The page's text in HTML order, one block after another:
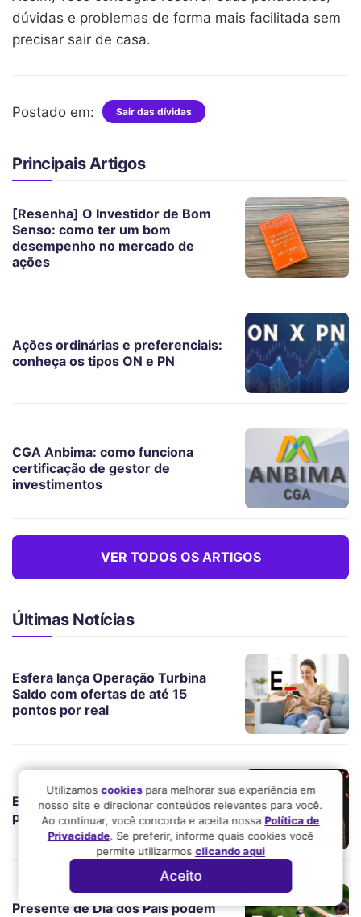
dúvidas e problemas de forma mais facilitada sem
precisar sair de casa.
Postado em: Sair das dívidas
Principais Artigos
[Resenha] O Investidor de Bom
Senso: como ter um bom
desempenho no mercado de
ações
Ações ordinárias e preferenciais:
conheça os tipos ON e PN
CGA Anbima: como funciona
certificação de gestor de
investimentos
VER TODOS OS ARTIGOS
Últimas Notícias
Esfera lança Operação Turbina
Saldo com ofertas de até 15
pontos por real
Esfera oferece 200% de bônus
para novos assinantes do Clube
Presente de Dia dos Pais podem
Utilizamos cookiespara melhorar sua experiência em
nosso site e direcionar conteúdos relevantes para você.
Ao continuar, você concorda e aceita nossaPolítica de
Privacidade. Se preferir, informe quais cookies você
permite utilizarmos clicando aqui
Aceito